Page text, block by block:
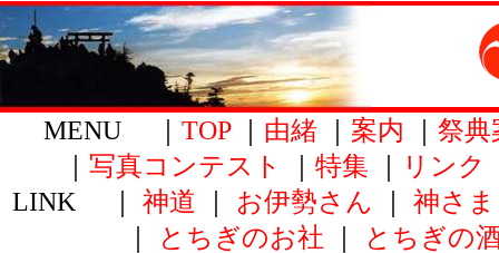
MENU ｜ TOP｜ 由緒 案内
祭典
写真コンテスト 特集 リンク
LINK ｜ 神道 お伊勢さん 神さま
とちぎのお社 とちぎの